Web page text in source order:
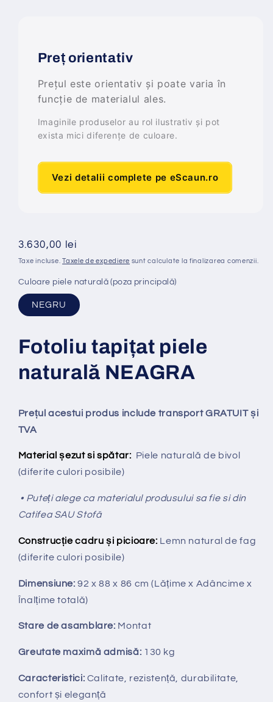
Preț orientativ
Prețul este orientativ și poate varia în
funcție de materialul ales.
Imaginile produselor au rol ilustrativ și pot
exista mici diferențe de culoare.
Vezi detalii complete pe eScaun.ro
Preț
obișnuit
3.630,00 lei
Taxe incluse.Taxele de expediere sunt calculate la finalizarea comenzii.
Culoare piele naturală (poza principală)
NEGRU
Fotoliu tapițat piele
naturală NEAGRA
Prețul acestui produs include transport GRATUIT și
TVA
Material șezut si spătar: Piele naturală de bivol
(diferite culori posibile)
• Puteți alege ca materialul produsului sa fie si din
Catifea SAU Stofă
Construcție cadru și picioare: Lemn natural de fag
(diferite culori posibile)
Dimensiune: 92 x 88 x 86 cm(Lățime x Adâncime x
Înalțime totală)
Stare de asamblare: Montat
Greutate maximă admisă: 130 kg
Caracteristici: Calitate, rezistență, durabilitate,
confort și eleganță